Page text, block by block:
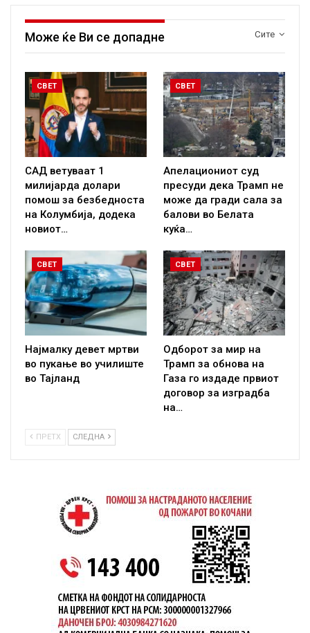
Сите
Може ќе Ви се допадне
СВЕТ
САД ветуваат 1
милијарда долари
помош за безбедноста
на Колумбија, додека
новиот…
СВЕТ
Апелациониот суд
пресуди дека Трамп не
може да гради сала за
балови во Белата
куќа…
СВЕТ
Најмалку девет мртви
во пукање во училиште
во Тајланд
СВЕТ
Одборот за мир на
Трамп за обнова на
Газа го издаде првиот
договор за изградба
на…
ПРЕТХ СЛЕДНА